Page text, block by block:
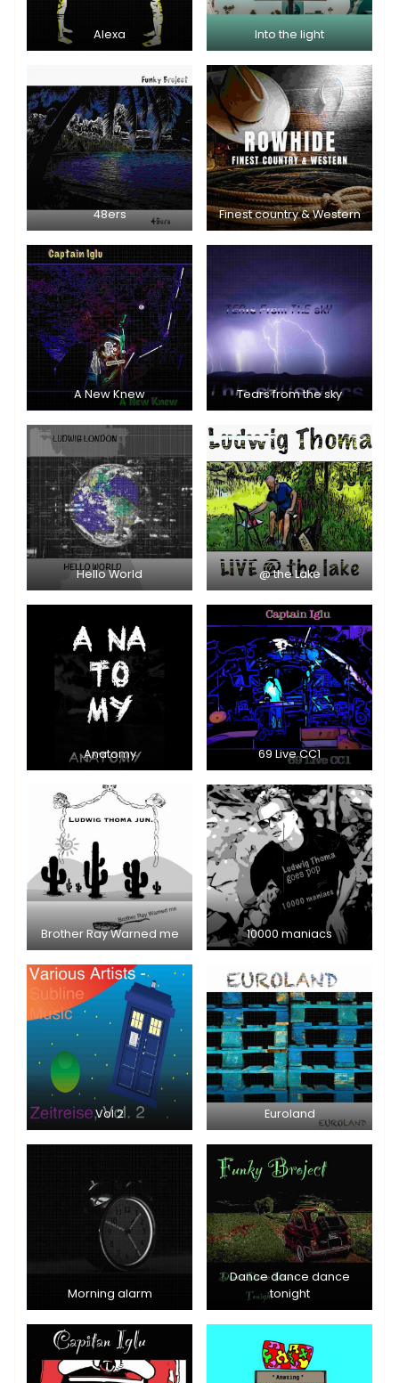
Alexa Into the light
48ers Finest country & Western
A New Knew Tears from the sky
Hello World @ the Lake
Anatomy 69 Live CC1
Brother Ray Warned me 10000 maniacs
Vol 2 Euroland
Morning alarm
Dance dance dance
tonight